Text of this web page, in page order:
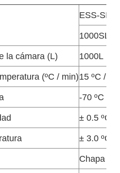
ESS-SL
1000SL15
la cámara (L)
1000L
(ºC / min)15 ºC /
-70 ºC ～
± 0.5 ºC
± 3.0 ºC
Chapa